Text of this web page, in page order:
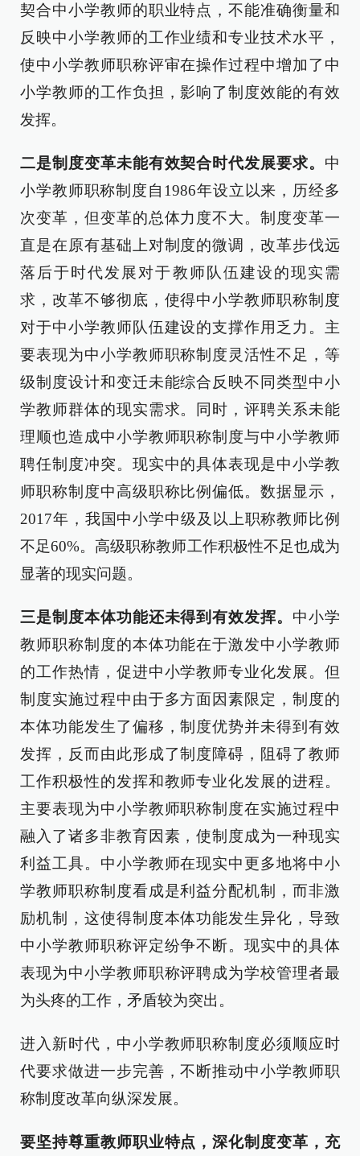
契合中小学教师的职业特点，不能准确衡量和
反映中小学教师的工作业绩和专业技术水平，
使中小学教师职称评审在操作过程中增加了中
小学教师的工作负担，影响了制度效能的有效
发挥。
二是制度变革未能有效契合时代发展要求。 中
小学教师职称制度自1986年设立以来，历经多
次变革，但变革的总体力度不大。制度变革一
直是在原有基础上对制度的微调，改革步伐远
落后于时代发展对于教师队伍建设的现实需
求，改革不够彻底，使得中小学教师职称制度
对于中小学教师队伍建设的支撑作用乏力。主
要表现为中小学教师职称制度灵活性不足，等
级制度设计和变迁未能综合反映不同类型中小
学教师群体的现实需求。同时，评聘关系未能
理顺也造成中小学教师职称制度与中小学教师
聘任制度冲突。现实中的具体表现是中小学教
师职称制度中高级职称比例偏低。数据显示，
2017年，我国中小学中级及以上职称教师比例
不足60%。高级职称教师工作积极性不足也成为
显著的现实问题。
三是制度本体功能还未得到有效发挥。 中小学
教师职称制度的本体功能在于激发中小学教师
的工作热情，促进中小学教师专业化发展。但
制度实施过程中由于多方面因素限定，制度的
本体功能发生了偏移，制度优势并未得到有效
发挥，反而由此形成了制度障碍，阻碍了教师
工作积极性的发挥和教师专业化发展的进程。
主要表现为中小学教师职称制度在实施过程中
融入了诸多非教育因素，使制度成为一种现实
利益工具。中小学教师在现实中更多地将中小
学教师职称制度看成是利益分配机制，而非激
励机制，这使得制度本体功能发生异化，导致
中小学教师职称评定纷争不断。现实中的具体
表现为中小学教师职称评聘成为学校管理者最
为头疼的工作，矛盾较为突出。
进入新时代，中小学教师职称制度必须顺应时
代要求做进一步完善，不断推动中小学教师职
称制度改革向纵深发展。
要坚持尊重教师职业特点，深化制度变革，充